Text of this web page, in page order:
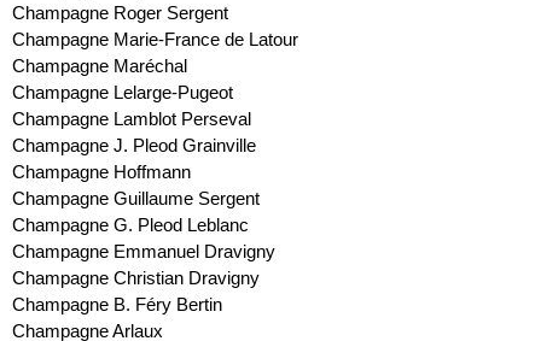
Champagne Roger Sergent
Champagne Marie-France de Latour
Champagne Maréchal
Champagne Lelarge-Pugeot
Champagne Lamblot Perseval
Champagne J. Pleod Grainville
Champagne Hoffmann
Champagne Guillaume Sergent
Champagne G. Pleod Leblanc
Champagne Emmanuel Dravigny
Champagne Christian Dravigny
Champagne B. Féry Bertin
Champagne Arlaux